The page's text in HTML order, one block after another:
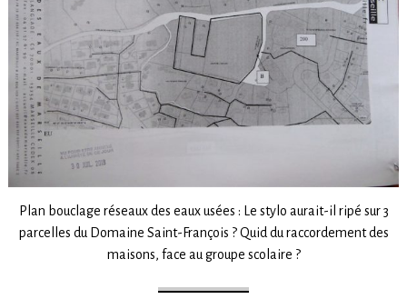
Plan bouclage réseaux des eaux usées : Le stylo aurait-il ripé sur 3
parcelles du Domaine Saint-François ? Quid du raccordement des
maisons, face au groupe scolaire ?